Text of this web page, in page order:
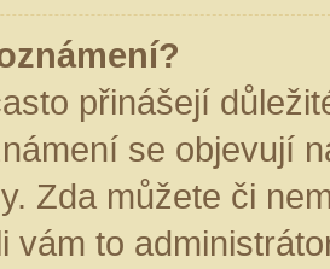
přinášejí
se objevují
Zda můžete či
vám to